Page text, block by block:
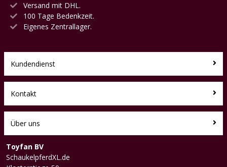
Versand mit DHL.
100 Tage Bedenkzeit.
Eigenes Zentrallager.
Kundendienst
Kontakt
Über uns
Toyfan BV
SchaukelpferdXL.de